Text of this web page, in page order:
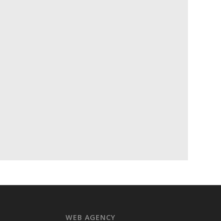
WEB AGENCY